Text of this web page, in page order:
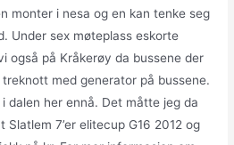
monter i nesa og en kan tenke seg
Under sex møteplass eskorte
også på Kråkerøy da bussene der
med generator på bussene.
dalen her ennå. Det måtte jeg da
Slatlem 7’er elitecup G16 2012 og